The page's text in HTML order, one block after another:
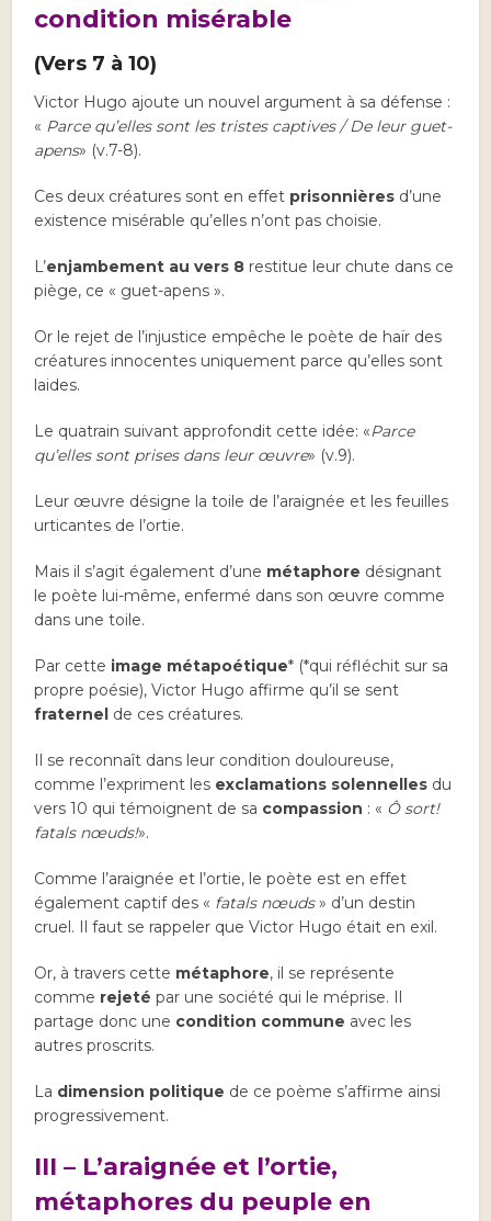
condition misérable
(Vers 7 à 10)
Victor Hugo ajoute un nouvel argument à sa défense :
« Parce qu’elles sont les tristes captives / De leur guet-
apens» (v.7-8).
Ces deux créatures sont en effet prisonnières d’une
existence misérable qu’elles n’ont pas choisie.
L’enjambement au vers 8 restitue leur chute dans ce
piège, ce « guet-apens ».
Or le rejet de l’injustice empêche le poète de haïr des
créatures innocentes uniquement parce qu’elles sont
laides.
Le quatrain suivant approfondit cette idée: «Parce
qu’elles sont prises dans leur œuvre» (v.9).
Leur œuvre désigne la toile de l’araignée et les feuilles
urticantes de l’ortie.
Mais il s’agit également d’une métaphore désignant
le poète lui-même, enfermé dans son œuvre comme
dans une toile.
Par cette image métapoétique* (*qui réfléchit sur sa
propre poésie), Victor Hugo affirme qu’il se sent
fraternel de ces créatures.
Il se reconnaît dans leur condition douloureuse,
comme l’expriment les exclamations solennelles du
vers 10 qui témoignent de sa compassion : « Ô sort!
fatals nœuds!».
Comme l’araignée et l’ortie, le poète est en effet
également captif des « fatals nœuds» d’un destin
cruel. Il faut se rappeler que Victor Hugo était en exil.
Or, à travers cette métaphore, il se représente
comme rejeté par une société qui le méprise. Il
partage donc une condition commune avec les
autres proscrits.
La dimension politique de ce poème s’affirme ainsi
progressivement.
III – L’araignée et l’ortie,
métaphores du peuple en